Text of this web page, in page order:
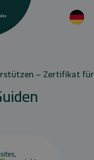
– Zertifikat für